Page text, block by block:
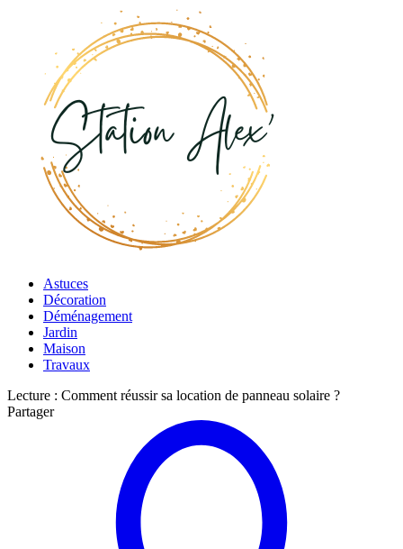
Astuces
Décoration
Déménagement
Jardin
Maison
Travaux
Lecture : Comment réussir sa location de panneau solaire ?
Partager